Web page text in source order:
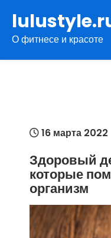
содержимому
О фитнесе и красоте
16 марта 2022
Здоровый
которые
организм